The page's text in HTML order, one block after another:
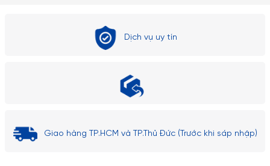
Dịch vụ uy tín
Giao hàng TP.HCM và TP.Thủ Đức (Trước khi sáp nhập)